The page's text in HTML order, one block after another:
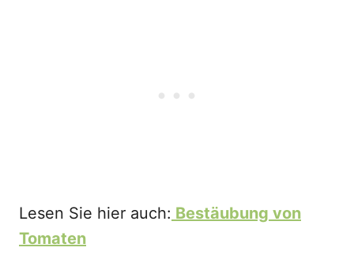
Lesen Sie hier auch: Bestäubung von
Tomaten